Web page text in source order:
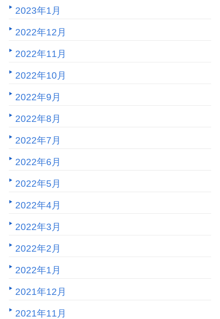
2023年1月
2022年12月
2022年11月
2022年10月
2022年9月
2022年8月
2022年7月
2022年6月
2022年5月
2022年4月
2022年3月
2022年2月
2022年1月
2021年12月
2021年11月